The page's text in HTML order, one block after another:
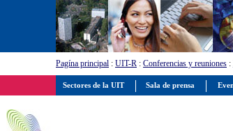
Pagína principal : UIT-R : Conferencias y reuniones :
Sectores de la UIT Sala de prensa